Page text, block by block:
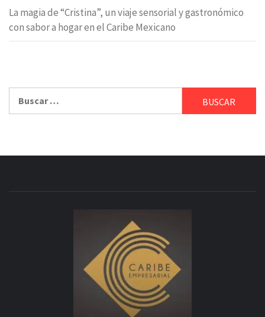
La magia de “Cristina”, un viaje sensorial y gastronómico
con sabor a hogar en el Caribe Mexicano